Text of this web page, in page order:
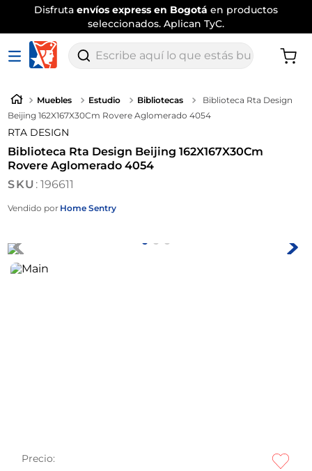
Disfruta envíos express en Bogotá en productos
seleccionados. Aplican TyC.
Escribe aquí lo que estás buscando
Muebles Estudio Bibliotecas
Biblioteca Rta Design
Beijing 162X167X30Cm Rovere Aglomerado 4054
RTA DESIGN
Biblioteca Rta Design Beijing 162X167X30Cm
Rovere Aglomerado 4054
:196611
Vendido por Home Sentry
Precio: